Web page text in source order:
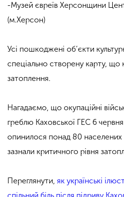
-Музей євреїв Херсонщини
(м.Херсон)
Усі пошкоджені об’єкти
спеціально створену карту, що
затоплення.
Нагадаємо, що окупаційні
греблю Каховської ГЕС 6
опинилося понад 80 населених
зазнали критичного рівня
Переглянути, як українські